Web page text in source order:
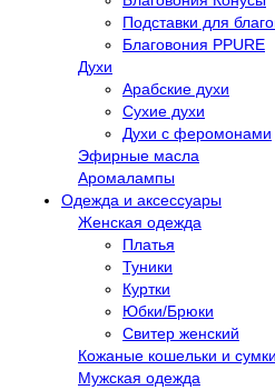
Подставки для
Благовония PPURE
Духи
Арабские духи
Сухие духи
Духи с феромонами
Эфирные масла
Аромалампы
Одежда и аксессуары
Женская одежда
Платья
Туники
Куртки
Юбки/Брюки
Свитер женский
Кожаные кошельки и сумки
Мужская одежда